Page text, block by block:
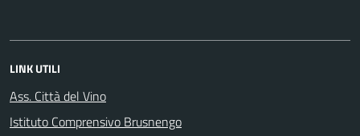
LINK UTILI
Ass. Città del Vino
Istituto Comprensivo Brusnengo